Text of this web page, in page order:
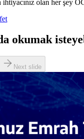
ihtiyacınız olan her şey
okumak
Next slide